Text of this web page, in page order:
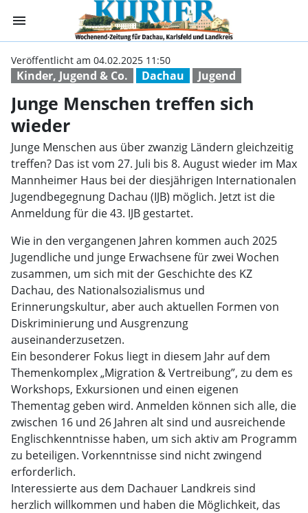
menu Junge
Kinder, Jugend & Co. Dachau Jugend
Veröffentlicht am 04.02.2025 11:50
Junge Menschen treffen sich
wieder
Junge Menschen aus über zwanzig Ländern gleichzeitig
treffen? Das ist vom 27. Juli bis 8. August wieder im Max
Mannheimer Haus bei der diesjährigen Internationalen
Jugendbegegnung Dachau (IJB) möglich. Jetzt ist die
Anmeldung für die 43. IJB gestartet.
Wie in den vergangenen Jahren kommen auch 2025
Jugendliche und junge Erwachsene für zwei Wochen
zusammen, um sich mit der Geschichte des KZ
Dachau, des Nationalsozialismus und
Erinnerungskultur, aber auch aktuellen Formen von
Diskriminierung und Ausgrenzung
auseinanderzusetzen.
Ein besonderer Fokus liegt in diesem Jahr auf dem
Themenkomplex „Migration & Vertreibung”, zu dem es
Workshops, Exkursionen und einen eigenen
Thementag geben wird. Anmelden können sich alle, die
zwischen 16 und 26 Jahren alt sind und ausreichende
Englischkenntnisse haben, um sich aktiv am Programm
zu beteiligen. Vorkenntnisse sind nicht zwingend
erforderlich.
Interessierte aus dem Dachauer Landkreis sind
herzlich willkommen und haben die Möglichkeit, das